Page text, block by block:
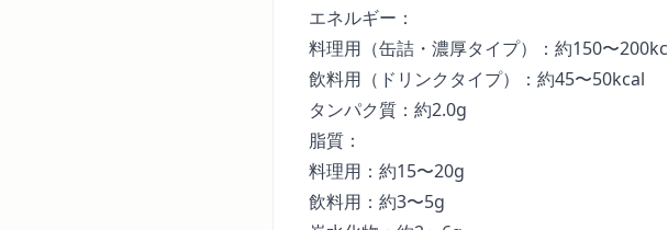
エネルギー：
料理用（缶詰・濃厚タイプ）：約150〜
飲料用（ドリンクタイプ）：約45〜50kcal
タンパク質：約2.0g
脂質：
料理用：約15〜20g
飲料用：約3〜5g